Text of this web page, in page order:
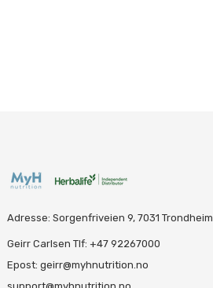
Adresse: Sorgenfriveien 9, 7031 Trondheim
Geirr Carlsen Tlf: +47 92267000
Epost: geirr@myhnutrition.no